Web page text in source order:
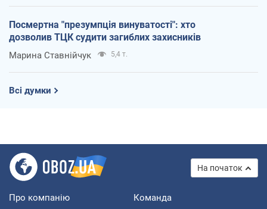
Посмертна "презумпція винуватості": хто
дозволив ТЦК судити загиблих захисників
Марина Ставнійчук 5,4 т.
Всі думки
На початок
Про компанію Команда